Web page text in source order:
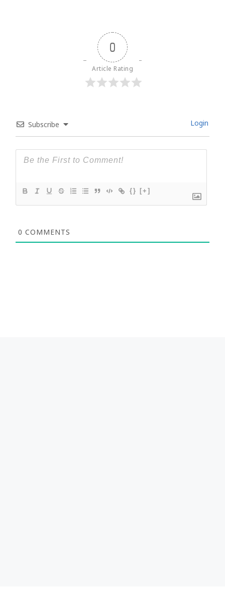
0
Article Rating
Subscribe Login
{} [+]
0 COMMENTS